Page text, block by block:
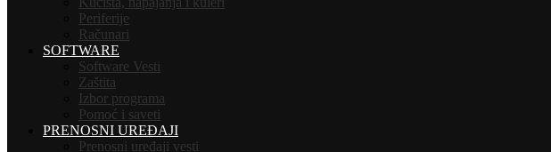
Periferije
Računari
SOFTWARE
Software Vesti
Zaštita
Izbor programa
Pomoć i saveti
PRENOSNI UREĐAJI
Prenosni uređaji vesti